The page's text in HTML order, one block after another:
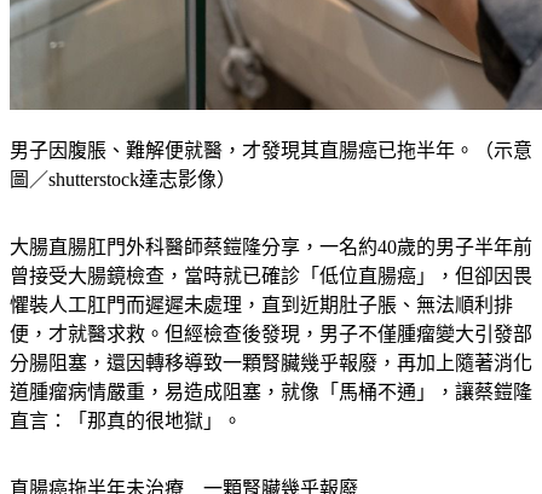
男子因腹脹、難解便就醫，才發現其直腸癌已拖半年。（示意
圖／shutterstock達志影像）
大腸直腸肛門外科醫師蔡鎧隆分享，一名約40歲的男子半年前
曾接受大腸鏡檢查，當時就已確診「低位直腸癌」，但卻因畏
懼裝人工肛門而遲遲未處理，直到近期肚子脹、無法順利排
便，才就醫求救。但經檢查後發現，男子不僅腫瘤變大引發部
分腸阻塞，還因轉移導致一顆腎臟幾乎報廢，再加上隨著消化
道腫瘤病情嚴重，易造成阻塞，就像「馬桶不通」，讓蔡鎧隆
直言：「那真的很地獄」。
直腸癌拖半年未治療　一顆腎臟幾乎報廢